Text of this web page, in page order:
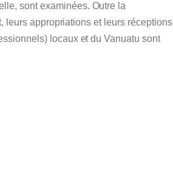
sont examinées. Outre la
leurs appropriations et leurs réceptions
locaux et du Vanuatu sont